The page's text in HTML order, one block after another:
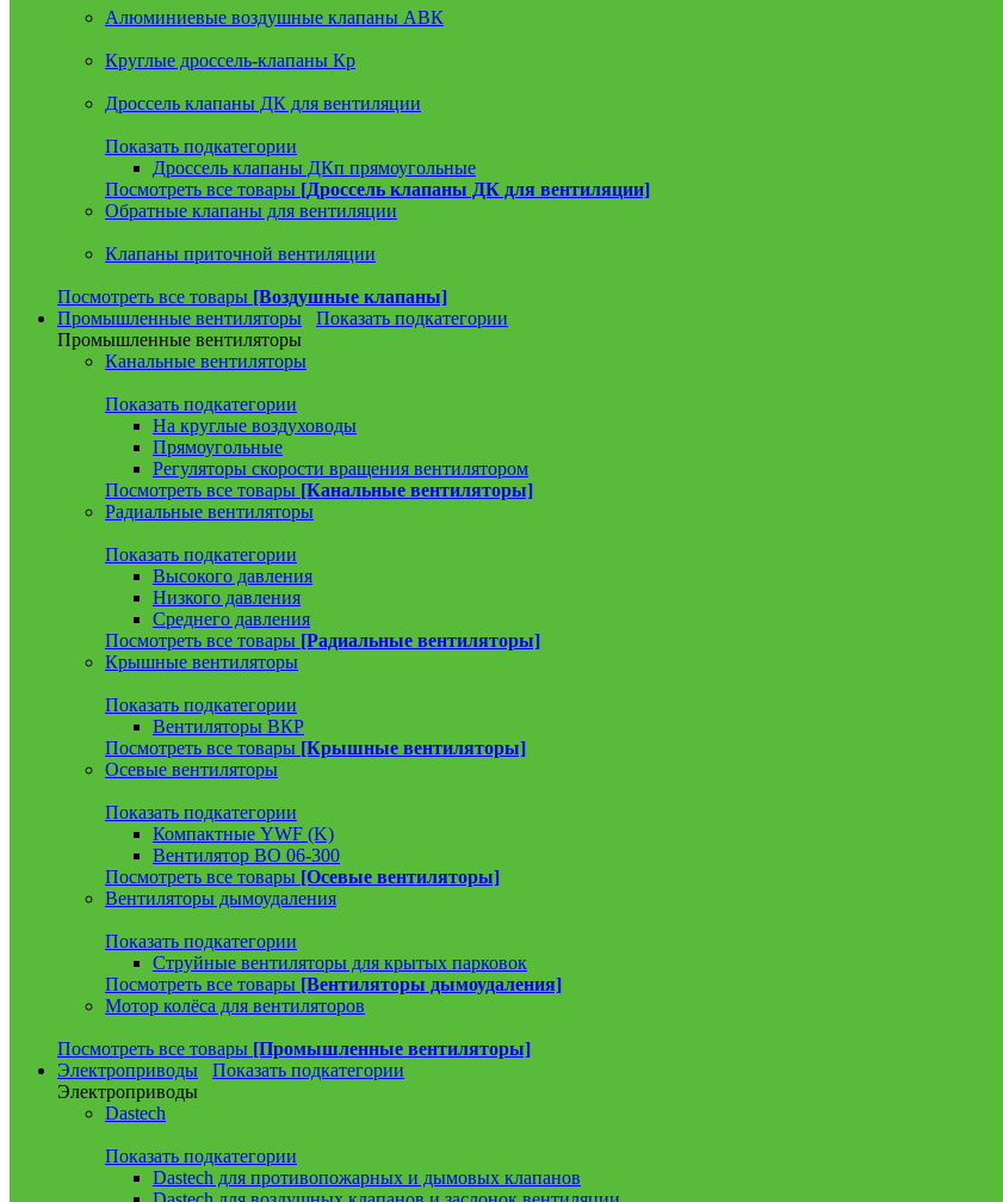
Алюминиевые воздушные клапаны АВК
Круглые дроссель-клапаны Кр
Дроссель клапаны ДК для вентиляции
Показать подкатегории
Дроссель клапаны ДКп прямоугольные
Посмотреть все товары [Дроссель клапаны ДК для вентиляции]
Обратные клапаны для вентиляции
Клапаны приточной вентиляции
Посмотреть все товары [Воздушные клапаны]
Промышленные вентиляторы
Показать подкатегории
Промышленные вентиляторы
Канальные вентиляторы
Показать подкатегории
На круглые воздуховоды
Прямоугольные
Регуляторы скорости вращения вентилятором
Посмотреть все товары [Канальные вентиляторы]
Радиальные вентиляторы
Показать подкатегории
Высокого давления
Низкого давления
Среднего давления
Посмотреть все товары [Радиальные вентиляторы]
Крышные вентиляторы
Показать подкатегории
Вентиляторы ВКР
Посмотреть все товары [Крышные вентиляторы]
Осевые вентиляторы
Показать подкатегории
Компактные YWF (K)
Вентилятор ВО 06-300
Посмотреть все товары [Осевые вентиляторы]
Вентиляторы дымоудаления
Показать подкатегории
Струйные вентиляторы для крытых парковок
Посмотреть все товары [Вентиляторы дымоудаления]
Мотор колёса для вентиляторов
Посмотреть все товары [Промышленные вентиляторы]
Электроприводы
Показать подкатегории
Электроприводы
Dastech
Показать подкатегории
Dastech для противопожарных и дымовых клапанов